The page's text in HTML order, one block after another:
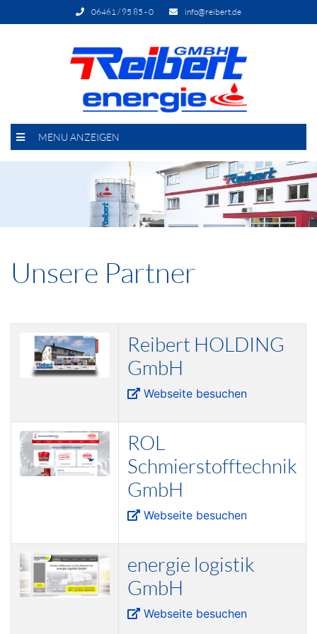
06461 / 95 85 - 0 info@reibert.de
MENU ANZEIGEN
Unsere Partner
Reibert HOLDING
GmbH
Webseite besuchen
ROL
Schmierstofftechnik
GmbH
Webseite besuchen
energie logistik
GmbH
Webseite besuchen